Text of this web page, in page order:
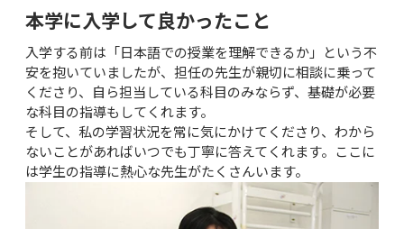
本学に入学して良かったこと
入学する前は「日本語での授業を理解できるか」という不
安を抱いていましたが、担任の先生が親切に相談に乗って
くださり、自ら担当している科目のみならず、基礎が必要
な科目の指導もしてくれます。
そして、私の学習状況を常に気にかけてくださり、わから
ないことがあればいつでも丁寧に答えてくれます。ここに
は学生の指導に熱心な先生がたくさんいます。